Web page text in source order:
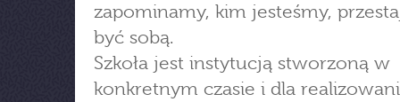
zapominamy, kim jesteśmy,
być sobą.
Szkoła jest instytucją stworzoną w
konkretnym czasie i dla